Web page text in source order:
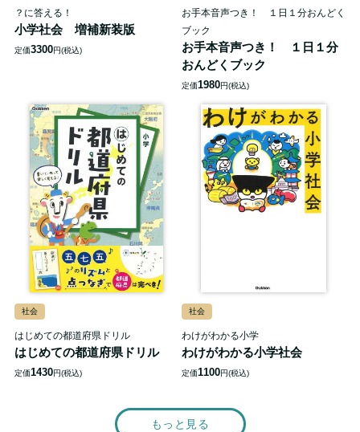
？に答える！
小学社会 増補新装版
定価3300円(税込)
お手本音声つき！ １日１分おんどく
ブック
お手本音声つき！ １日１分
おんどくブック
定価1980円(税込)
社会
はじめての都道府県ドリル
はじめての都道府県ドリル
定価1430円(税込)
社会
わけがわかる小学
わけがわかる小学社会
定価1100円(税込)
もっと見る